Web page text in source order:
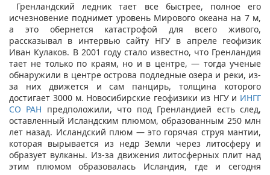
Гренландский ледник тает все быстрее, полное его
исчезновение поднимет уровень Мирового океана на 7 м,
а это обернется катастрофой для всего живого,
рассказывал в интервью сайту НГУ в апреле геофизик
Иван Кулаков. В 2001 году стало известно, что Гренландия
тает не только по краям, но и в центре, — тогда ученые
обнаружили в центре острова подледные озера и реки, из-
за них движется и сам панцирь, толщина которого
достигает 3000 м. Новосибирские геофизики из НГУ и ИНГГ
СО РАН предположили, что под Гренландией есть след,
оставленный Исландским плюмом, образованным 250 млн
лет назад. Исландский плюм — это горячая струя мантии,
которая вырывается из недр Земли через литосферу и
образует вулканы. Из-за движения литосферных плит над
этим плюмом образовалась Исландия, где и сегодня